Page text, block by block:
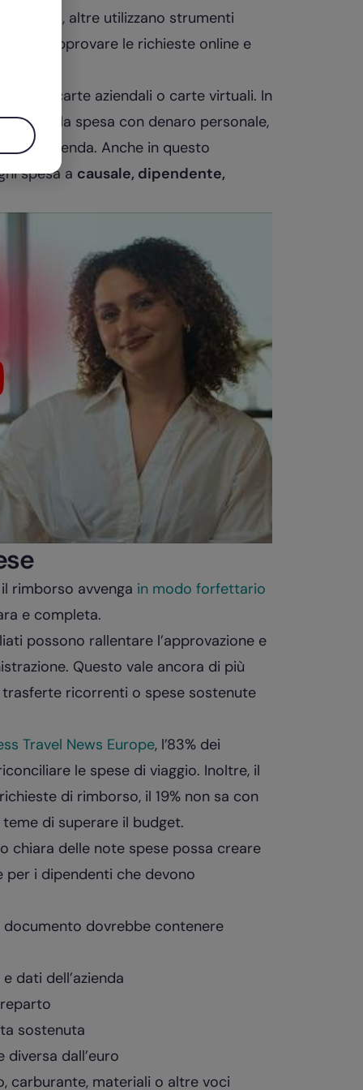
Excel, altre utilizzano strumenti
app, approvare le richieste online e
carte aziendali o carte virtuali. In
la spesa con denaro personale,
all’azienda. Anche in questo
spesa a causale, dipendente,
rimborso avvenga in modo forfettario
e completa.
possono rallentare l’approvazione e
Questo vale ancora di più
trasferte ricorrenti o spese sostenute
Travel News Europe, l’83% dei
le spese di viaggio. Inoltre, il
di rimborso, il 19% non sa con
di superare il budget.
chiara delle note spese possa creare
per i dipendenti che devono
dovrebbe contenere
dati dell’azienda
sostenuta
diversa dall’euro
carburante, materiali o altre voci